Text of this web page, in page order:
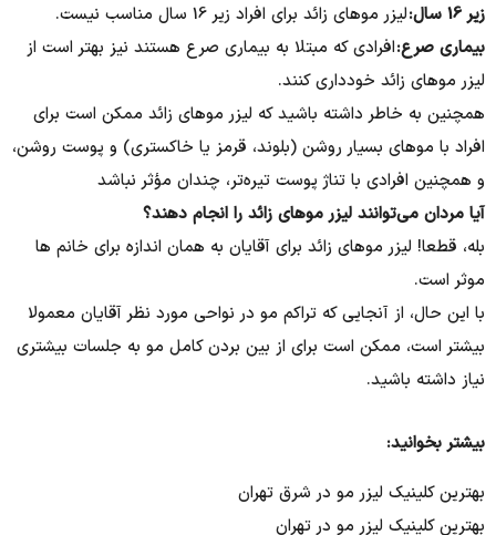
زیر 16 سال:
لیزر موهای زائد برای افراد زیر 16 سال مناسب نیست.
بیماری صرع:افرادی که مبتلا به بیماری صرع هستند نیز بهتر است از
لیزر موهای زائد خودداری کنند.
همچنین به خاطر داشته باشید که لیزر موهای زائد ممکن است برای
افراد با موهای بسیار روشن (بلوند، قرمز یا خاکستری) و پوست روشن،
و همچنین افرادی با تناژ پوست تیره‌تر، چندان مؤثر نباشد
آیا مردان می‌توانند لیزر موهای زائد را انجام دهند؟​
بله، قطعا! لیزر موهای زائد برای آقایان به همان اندازه برای خانم ها
موثر است.
با این حال، از آنجایی که تراکم مو در نواحی مورد نظر آقایان معمولا
بیشتر است، ممکن است برای از بین بردن کامل مو به جلسات بیشتری
نیاز داشته باشید.
بیشتر بخوانید:
بهترین کلینیک لیزر مو در شرق تهران
بهترین کلینیک لیزر مو در تهران